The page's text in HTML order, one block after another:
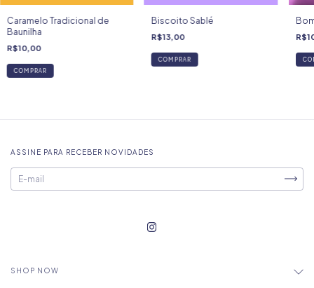
Caramelo Tradicional de
Baunilha
R$10,00
Biscoito Sablé
R$13,00
COMPRAR
ASSINE PARA RECEBER NOVIDADES
SHOP NOW